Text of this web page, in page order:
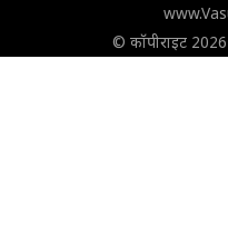
© कॉपीराइट